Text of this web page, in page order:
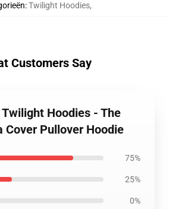
:Twilight Hoodies,
Customers Say
Hoodies - The
Cover Pullover Hoodie
75%
25%
0%